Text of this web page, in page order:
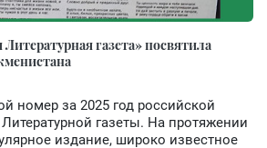
газета» посвятила
номер за 2025 год российской
газеты. На протяжении
издание, широко известное